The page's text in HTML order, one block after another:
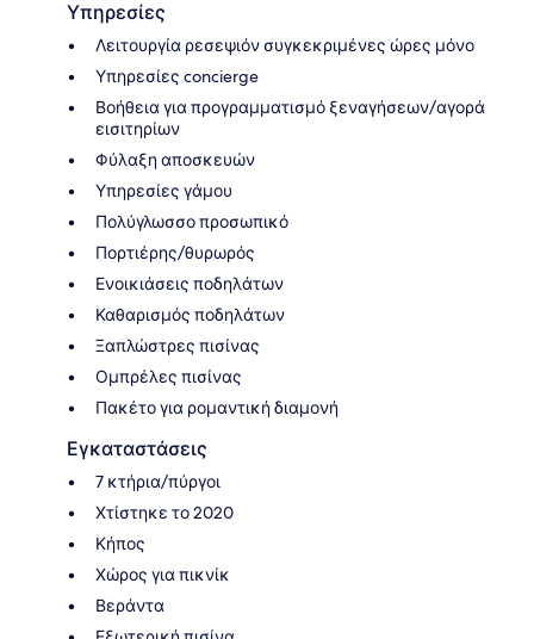
Υπηρεσίες
Λειτουργία ρεσεψιόν συγκεκριμένες ώρες μόνο
Υπηρεσίες concierge
Βοήθεια για προγραμματισμό ξεναγήσεων/αγορά
εισιτηρίων
Φύλαξη αποσκευών
Υπηρεσίες γάμου
Πολύγλωσσο προσωπικό
Πορτιέρης/θυρωρός
Ενοικιάσεις ποδηλάτων
Καθαρισμός ποδηλάτων
Ξαπλώστρες πισίνας
Ομπρέλες πισίνας
Πακέτο για ρομαντική διαμονή
Εγκαταστάσεις
7 κτήρια/πύργοι
Χτίστηκε το 2020
Κήπος
Χώρος για πικνίκ
Βεράντα